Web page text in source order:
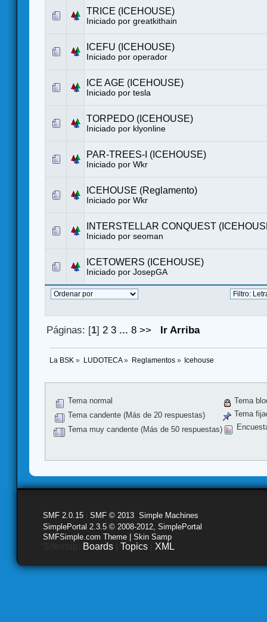
TRICE (ICEHOUSE)
Iniciado por greatkithain
ICEFU (ICEHOUSE)
Iniciado por operador
ICE AGE (ICEHOUSE)
Iniciado por tesla
TORPEDO (ICEHOUSE)
Iniciado por klyonline
PAR-TREES-I (ICEHOUSE)
Iniciado por Wkr
ICEHOUSE (Reglamento)
Iniciado por Wkr
INTERSTELLAR CONQUEST
Iniciado por seoman
ICETOWERS (ICEHOUSE)
Iniciado por JosepGA
Páginas: [1] 2 3 ...8 >> Ir Arriba
La BSK » LUDOTECA» Reglamentos» Icehouse
Tema normal
Tema candente (Más de 20 respuestas)
Tema muy candente (Más de 50 respuestas)
Tema
Tema
SMF 2.0.15 SMF © 2013 Simple Machines
SimplePortal 2.3.5 © 2008-2012, SimplePortal
SMFSimple.com Theme | Skin Samp
Boards Topics XML